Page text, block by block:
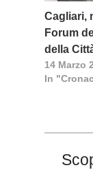
Cagliari,
Forum
della
14 Marzo
In